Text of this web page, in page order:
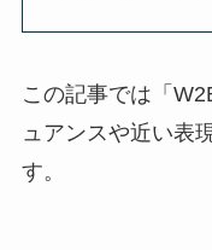
この記事では「
ュアンスや近い表
す。